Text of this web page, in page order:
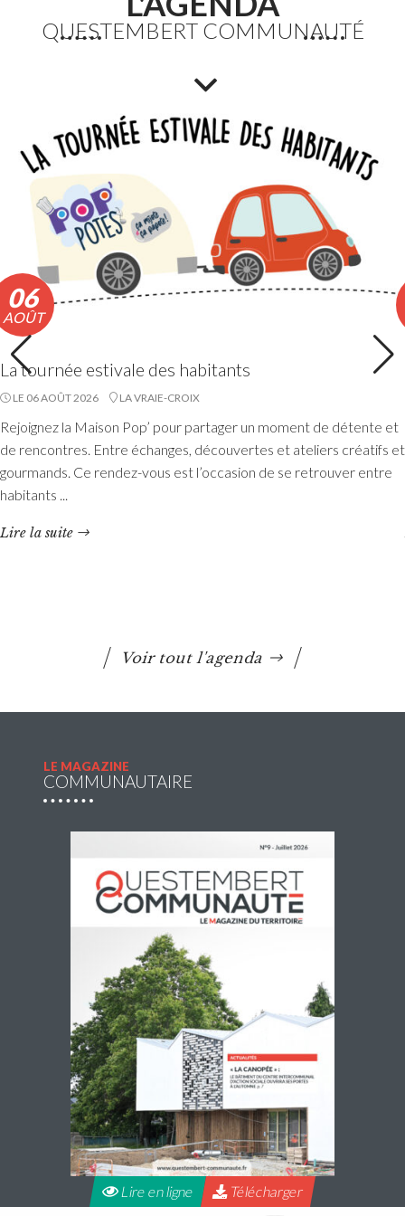
Etang du Moulin Neuf : baignade interdite
nautiques. La consommation de poissons pêchés est
Lire la suite
Accueils de loisirs : Ouverture des
réservations des mercredis de septembre à
décembre 2026
Les réservations des mercredis aux accueils de loisirs de
décembre 2026, sont ouvertes à partir du 20 juillet 2026
Navette estivale : une escapade à Damgan ou
à Rochefort-en-Terre pour 2€ l’A/R
Questembert Communauté propose une navette du jeudi
2 juillet au jeudi 27 août 2026 afin de compléter l’offre de
transport en commun pour profiter de sorties et loisirs
pendant la […]
Lire la suite
QUESTEMBERT COMMUNAUTÉ
06
AOÛT
La tournée estivale des habitants
LE 06 AOÛT 2026 LA VRAIE-CROIX
Rejoignez la Maison Pop’ pour partager un moment de détente et
de rencontres. Entre échanges, découvertes et ateliers créatifs et
gourmands. Ce rendez-vous est l’occasion de se retrouver entre
habitants ...
Lire la suite
Voir tout l'agenda
LE MAGAZINE
COMMUNAUTAIRE
Lire en ligne Télécharger